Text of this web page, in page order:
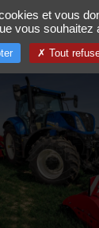
sur les
et vous
vous souhaitez
Tout